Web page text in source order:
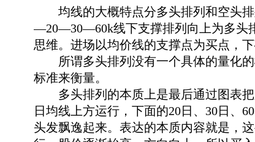
均线的大概特点分多头排列和空头排
—20—30—60k线下支撑排列向上为多头
思维。进场以均价线的支撑点为买点，下
所谓多头排列没有一个具体的量化的
标准来衡量。
多头排列的本质上是最后通过图表把
日均线上方运行，下面的20日、30日、
头发飘逸起来。表达的本质内容就是，